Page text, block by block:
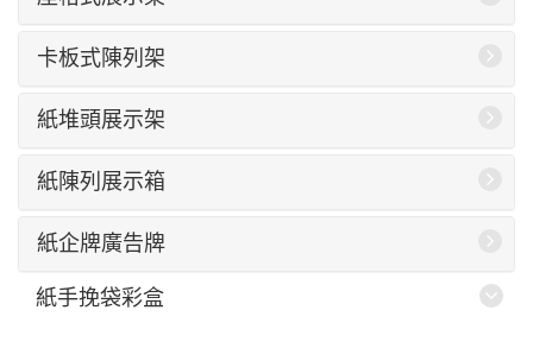
卡板式陳列架
紙堆頭展示架
紙陳列展示箱
紙企牌廣告牌
紙手挽袋彩盒